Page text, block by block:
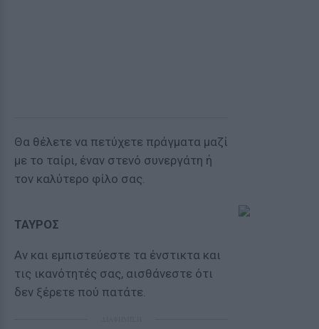
Θα θέλετε να πετύχετε πράγματα μαζί
με το ταίρι, έναν στενό συνεργάτη ή
τον καλύτερο φίλο σας.
ΤΑΥΡΟΣ
Αν και εμπιστεύεστε τα ένστικτα και
τις ικανότητές σας, αισθάνεστε ότι
δεν ξέρετε πού πατάτε.